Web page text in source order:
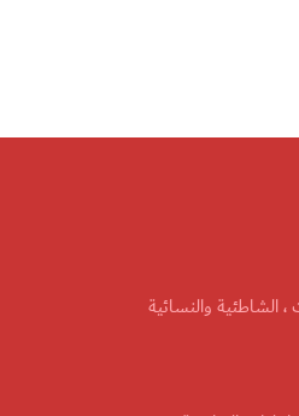
، الشاطئية والنسائية